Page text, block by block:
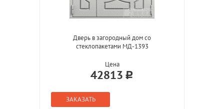
Дверь в загородный дом со
стеклопакетами МД-1393
Цена
42813
ЗАКАЗАТЬ